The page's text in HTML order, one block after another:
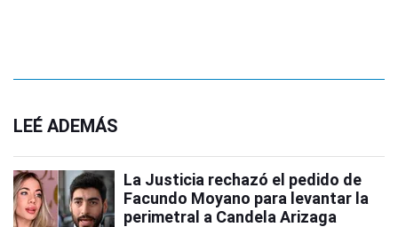
LEÉ ADEMÁS
La Justicia rechazó el pedido de
Facundo Moyano para levantar la
perimetral a Candela Arizaga